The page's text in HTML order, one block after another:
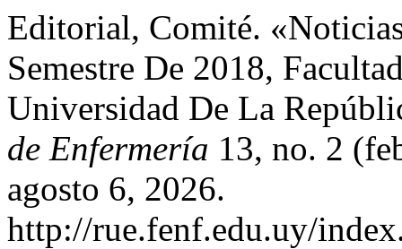
Editorial, Comité.
Semestre De 2018,
Universidad De La
de Enfermería 13, no. 2
agosto 6, 2026.
http://rue.fenf.edu.uy/